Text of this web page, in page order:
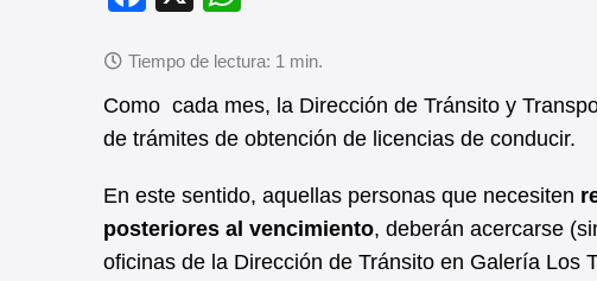
c
e
b
o
o
k
at
s
A
p
p
Como cada mes, la Dirección de Tránsito y
de trámites de obtención de licencias de conducir.
En este sentido, aquellas personas que necesiten
posteriores al vencimiento, deberán acercarse
oficinas de la Dirección de Tránsito en Galería Los